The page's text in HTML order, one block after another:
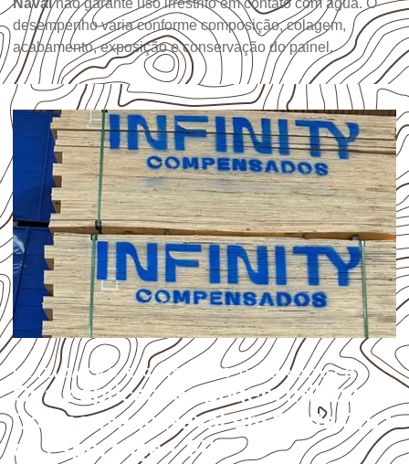
Navalnão garante uso irrestrito em contato com água. O
desempenho varia conforme composição, colagem,
acabamento, exposição e conservação do painel.
UTILIZAÇÃO E CUIDADOS DO PRODUTO
Quais aplicações podem utilizar
Compensado Naval em Santa Cruz
da Esperança – SP?